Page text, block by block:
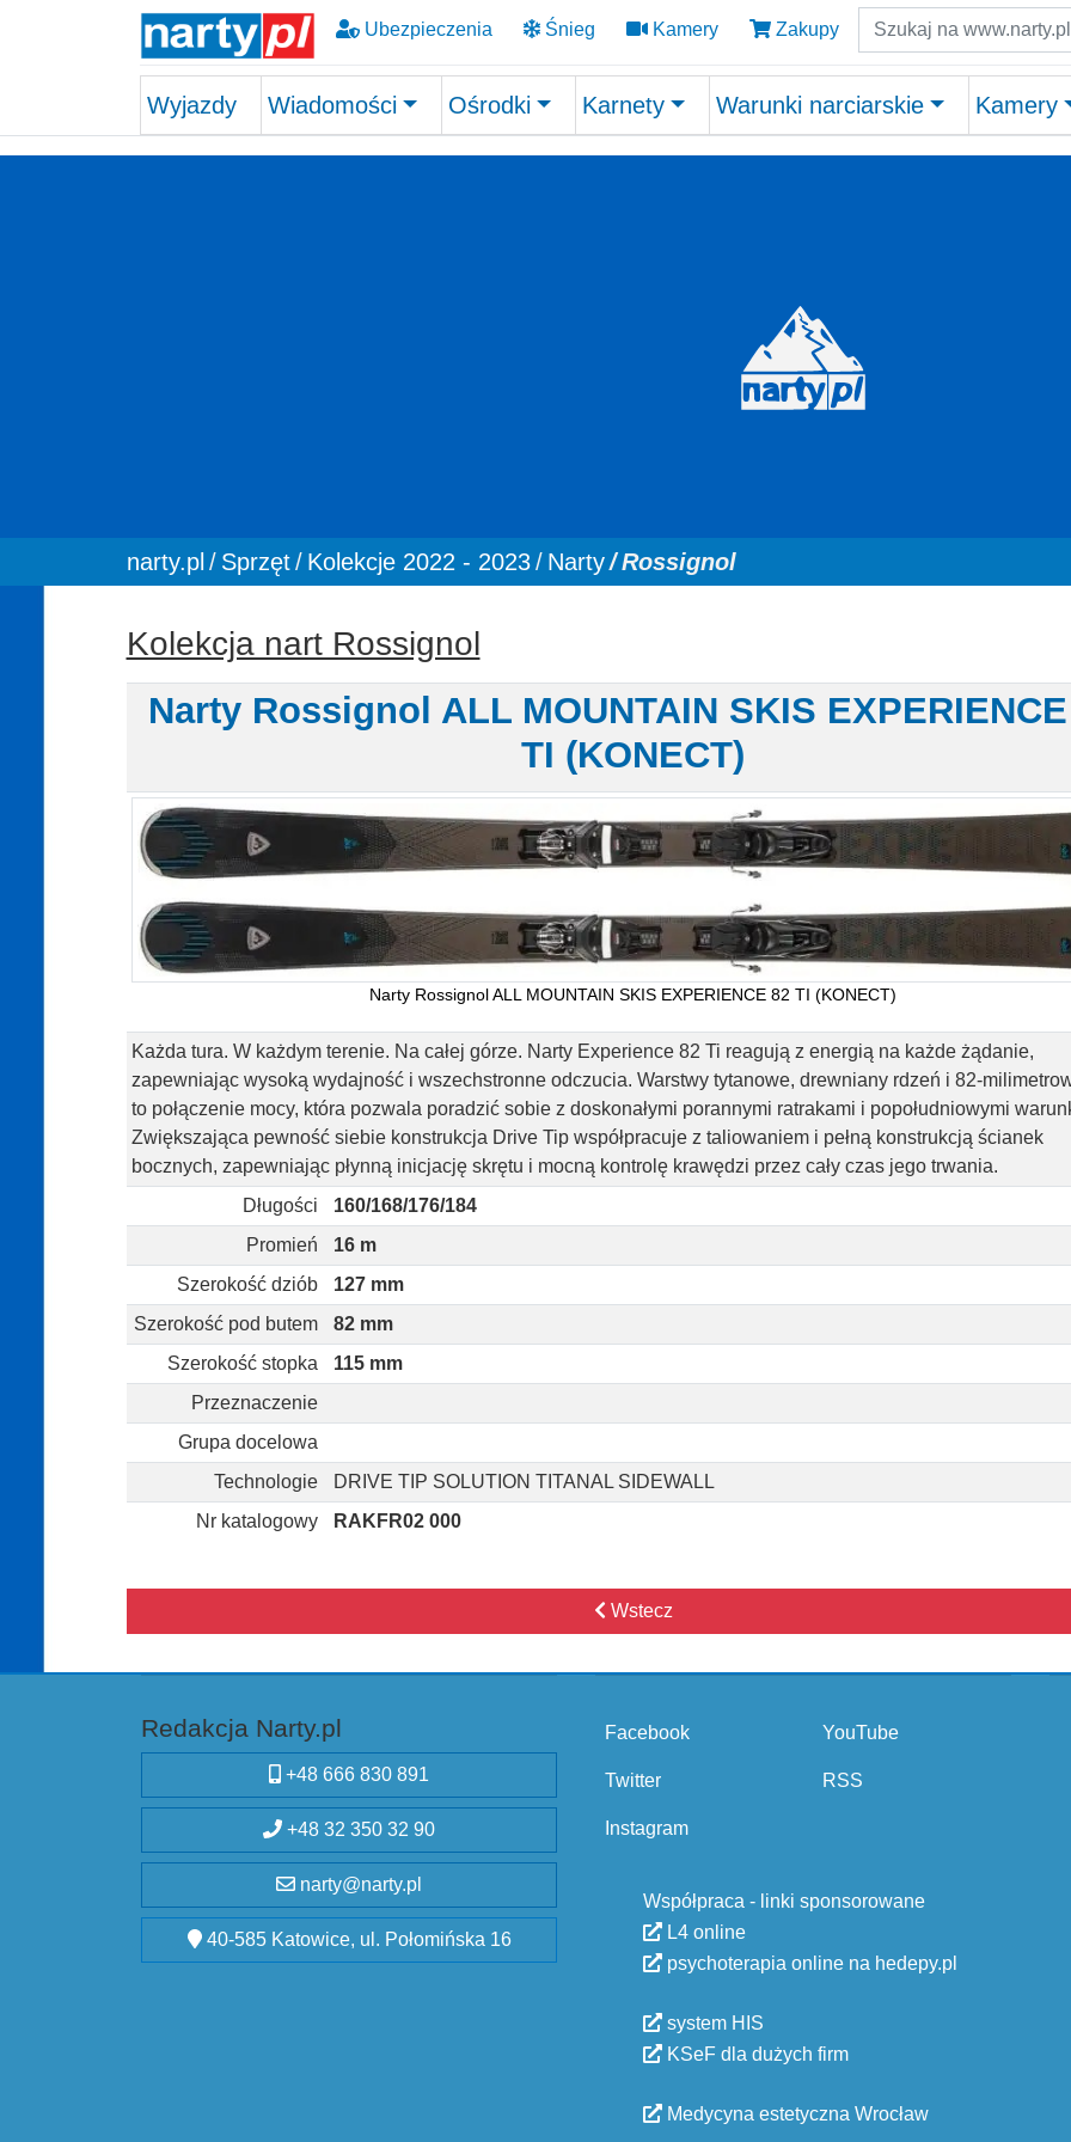
Ubezpieczenia Śnieg Kamery Zakupy Szukaj
Wyjazdy Wiadomości Ośrodki Karnety Warunki narciarskie Kamery
You are here:
narty.pl Sprzęt Kolekcje 2022 - 2023 Narty Rossignol
Kolekcja nart Rossignol
Narty Rossignol ALL MOUNTAIN SKIS
TI (KONECT)
Narty Rossignol ALL MOUNTAIN SKIS EXPERIENCE 82 TI (KONECT)
Każda tura. W każdym terenie. Na całej górze. Narty Experience 82 Ti reagują z energią na każde żądanie,
zapewniając wysoką wydajność i wszechstronne odczucia. Warstwy tytanowe, drewniany rdzeń i 82-
to połączenie mocy, która pozwala poradzić sobie z doskonałymi porannymi ratrakami i popołudniowymi
Zwiększająca pewność siebie konstrukcja Drive Tip współpracuje z taliowaniem i pełną konstrukcją ścianek
bocznych, zapewniając płynną inicjację skrętu i mocną kontrolę krawędzi przez cały czas jego trwania.
Długości
160/168/176/184
Promień
16 m
Szerokość dziób
127 mm
Szerokość pod butem
82 mm
Szerokość stopka
115 mm
Przeznaczenie
Grupa docelowa
Technologie
DRIVE TIP SOLUTION TITANAL SIDEWALL
Nr katalogowy
RAKFR02 000
Wstecz
Redakcja Narty.pl
+48 666 830 891
+48 32 350 32 90
narty@narty.pl
40-585 Katowice, ul. Połomińska 16
Facebook
Twitter
Instagram
YouTube
RSS
Współpraca - linki sponsorowane
L4 online
psychoterapia online na hedepy.pl
system HIS
KSeF dla dużych firm
Medycyna estetyczna Wrocław